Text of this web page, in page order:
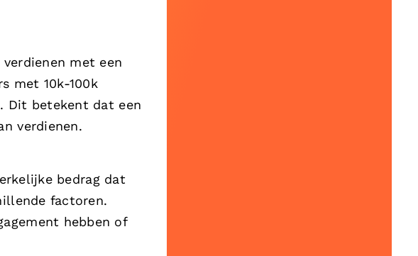
met een
met 10k-100k
Dit betekent dat een
verdienen.
bedrag dat
factoren.
hebben of